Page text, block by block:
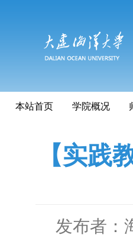
本站首页 学院概况
【实
发布者：